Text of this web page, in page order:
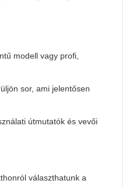
modell vagy profi,
sor, ami jelentősen
útmutatók és vevői
választhatunk a